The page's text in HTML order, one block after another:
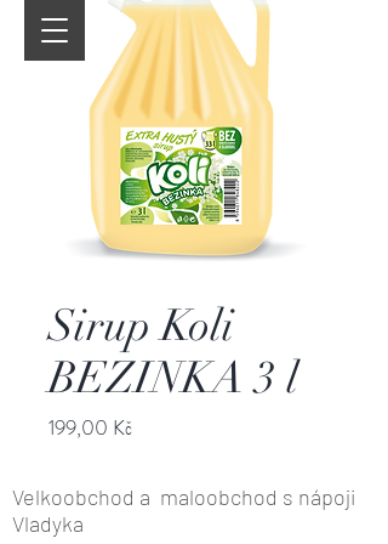
Sirup Koli
BEZINKA 3 l
199,00 KčCena
Velkoobchod a maloobchod s nápoji
Vladyka